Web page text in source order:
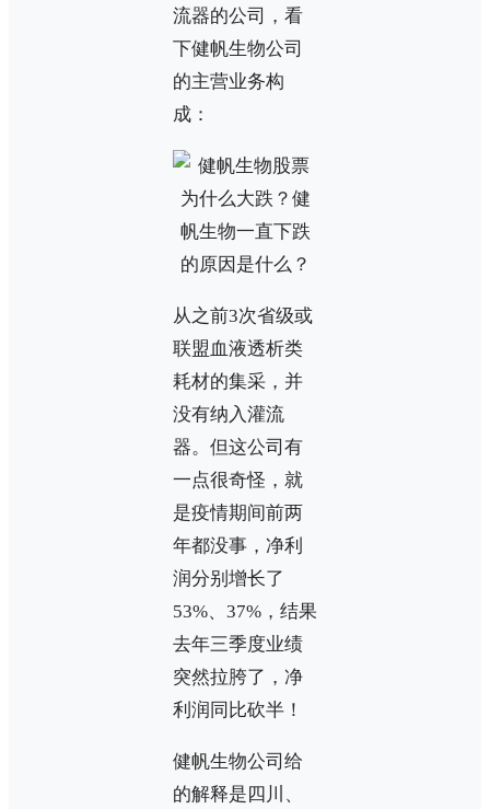
流器的公司，看
下健帆生物公司
的主营业务构
成：
从之前3次省级或
联盟血液透析类
耗材的集采，并
没有纳入灌流
器。但这公司有
一点很奇怪，就
是疫情期间前两
年都没事，净利
润分别增长了
53%、37%，结果
去年三季度业绩
突然拉胯了，净
利润同比砍半！
健帆生物公司给
的解释是四川、